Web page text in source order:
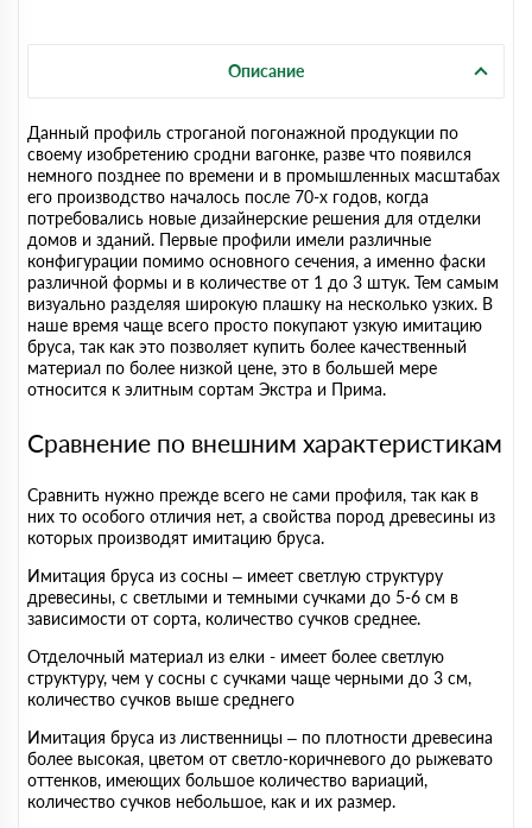
Описание
Данный профиль строганой погонажной продукции по
своему изобретению сродни вагонке, разве что появился
немного позднее по времени и в промышленных масштабах
его производство началось после 70-х годов, когда
потребовались новые дизайнерские решения для отделки
домов и зданий. Первые профили имели различные
конфигурации помимо основного сечения, а именно фаски
различной формы и в количестве от 1 до 3 штук. Тем самым
визуально разделяя широкую плашку на несколько узких. В
наше время чаще всего просто покупают узкую имитацию
бруса, так как это позволяет купить более качественный
материал по более низкой цене, это в большей мере
относится к элитным сортам Экстра и Прима.
Сравнение по внешним характеристикам
Сравнить нужно прежде всего не сами профиля, так как в
них то особого отличия нет, а свойства пород древесины из
которых производят имитацию бруса.
Имитация бруса из сосны – имеет светлую структуру
древесины, с светлыми и темными сучками до 5-6 см в
зависимости от сорта, количество сучков среднее.
Отделочный материал из елки - имеет более светлую
структуру, чем у сосны с сучками чаще черными до 3 см,
количество сучков выше среднего
Имитация бруса из лиственницы – по плотности древесина
более высокая, цветом от светло-коричневого до рыжевато
оттенков, имеющих большое количество вариаций,
количество сучков небольшое, как и их размер.